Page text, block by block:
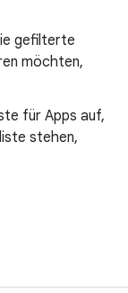
gefilterte
möchten,
für Apps auf,
stehen,